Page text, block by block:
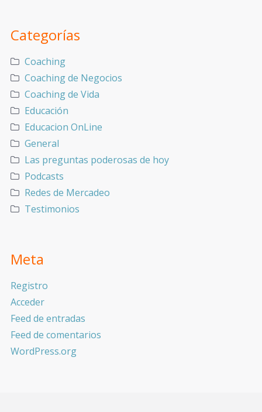
Categorías
Coaching
Coaching de Negocios
Coaching de Vida
Educación
Educacion OnLine
General
Las preguntas poderosas de hoy
Podcasts
Redes de Mercadeo
Testimonios
Meta
Registro
Acceder
Feed de entradas
Feed de comentarios
WordPress.org